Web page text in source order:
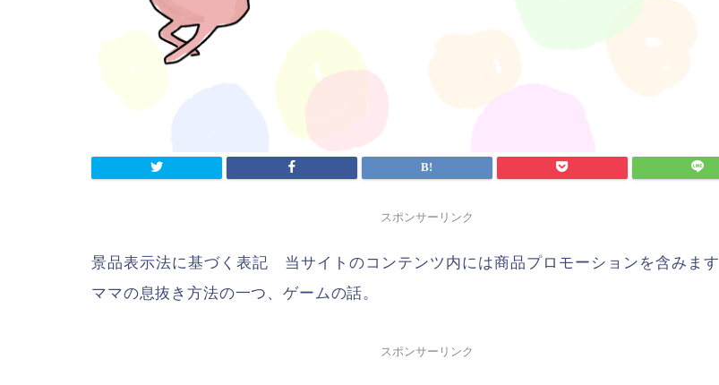
スポンサーリンク
景品表示法に基づく表記 当サイトのコンテンツ内には商品プロモーションを含みます
ママの息抜き方法の一つ、ゲームの話。
スポンサーリンク